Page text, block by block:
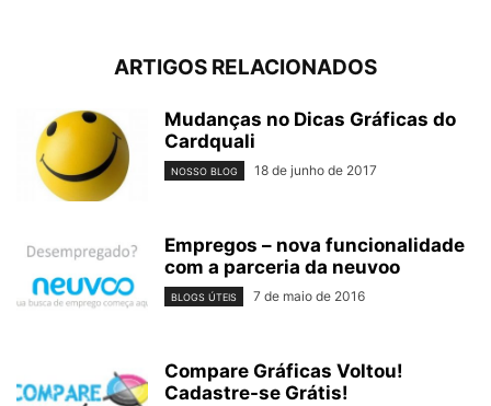
ARTIGOS RELACIONADOS
Mudanças no Dicas Gráficas do
Cardquali
NOSSO BLOG 18 de junho de 2017
Empregos – nova funcionalidade
com a parceria da neuvoo
BLOGS ÚTEIS 7 de maio de 2016
Compare Gráficas Voltou!
Cadastre-se Grátis!